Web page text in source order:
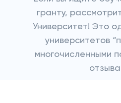
гранту,
Университет! Это
университетов
многочисленными